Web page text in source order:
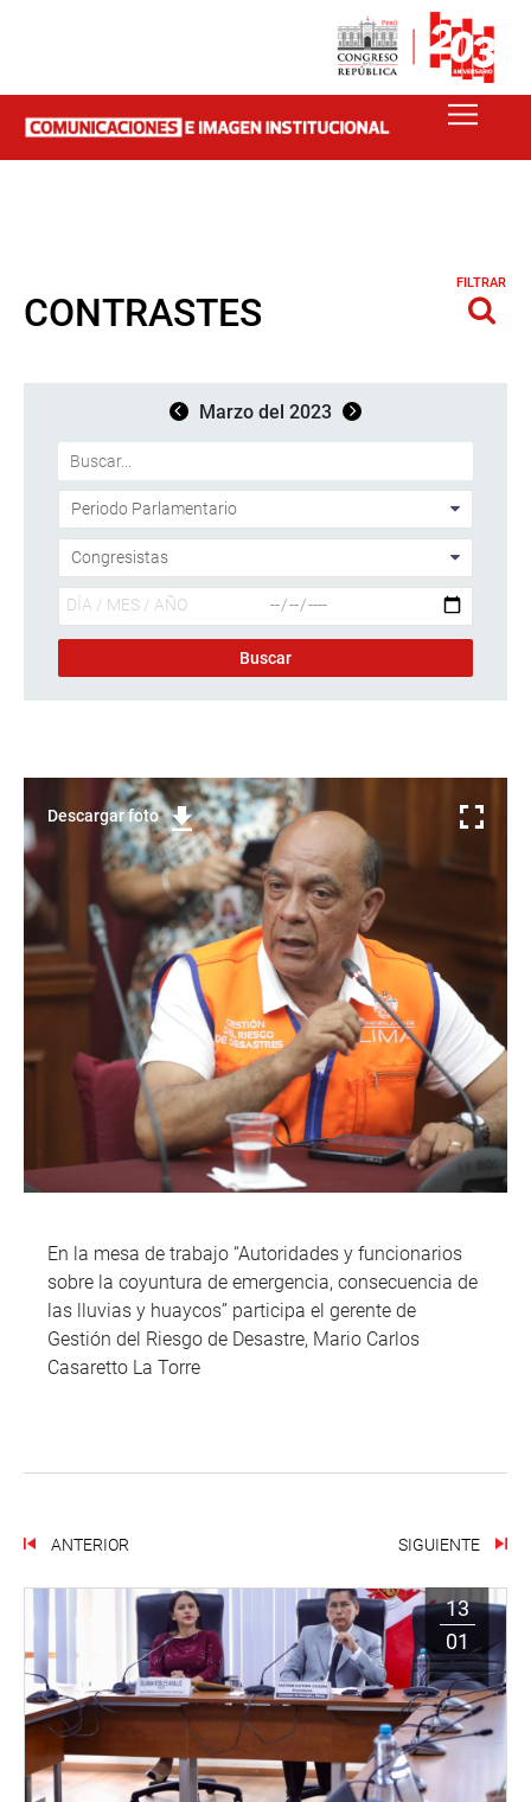
CONTRASTES
FILTRAR
Marzo del 2023
Descargar foto
En la mesa de trabajo “Autoridades y funcionarios
sobre la coyuntura de emergencia, consecuencia de
las lluvias y huaycos” participa el gerente de
Gestión del Riesgo de Desastre, Mario Carlos
Casaretto La Torre
ANTERIOR SIGUIENTE
13
01